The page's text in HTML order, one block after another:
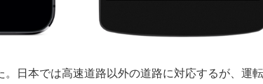
日本では高速道路以外の道路に対応するが、運